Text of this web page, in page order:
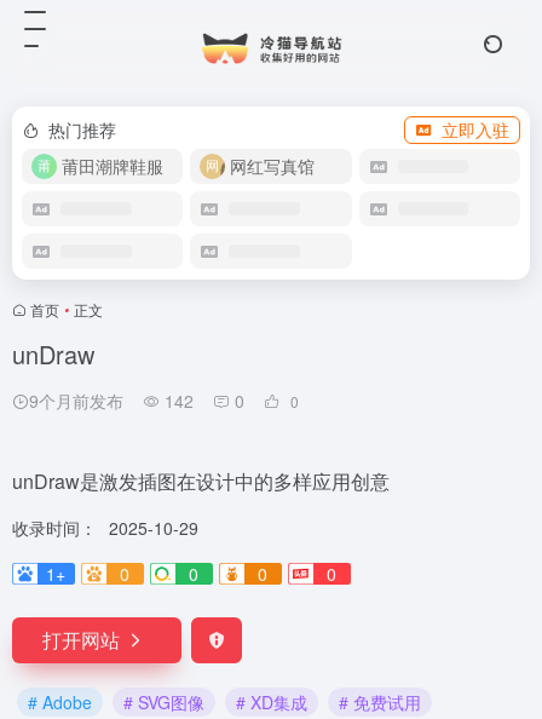
热门推荐
立即入驻
莆田潮牌鞋服
网红写真馆
首页 • 正文
unDraw
9个月前发布 142 0 0
unDraw是激发插图在设计中的多样应用创意
收录时间：
2025-10-29
1+
0 0 0 0
打开网站
# Adobe # SVG图像 # XD集成
# 免费试用